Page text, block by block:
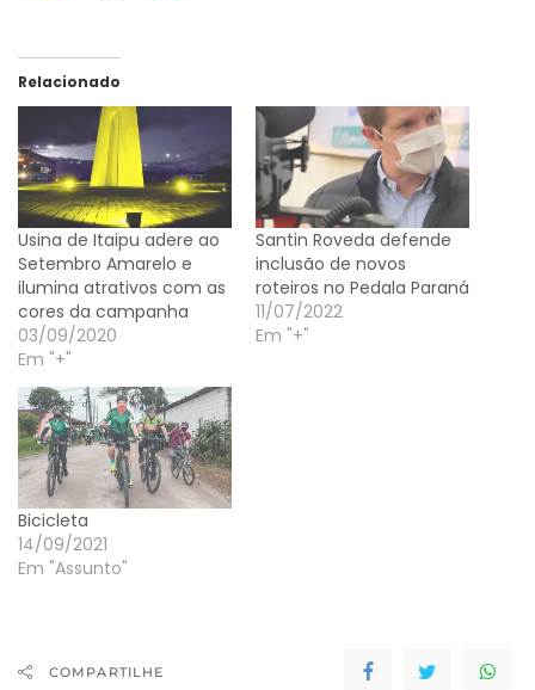
Relacionado
Usina de Itaipu adere ao
Setembro Amarelo e
ilumina atrativos com as
cores da campanha
03/09/2020
Em "+"
Santin Roveda defende
inclusão de novos
roteiros no Pedala Paraná
11/07/2022
Em "+"
Bicicleta
14/09/2021
Em "Assunto"
COMPARTILHE